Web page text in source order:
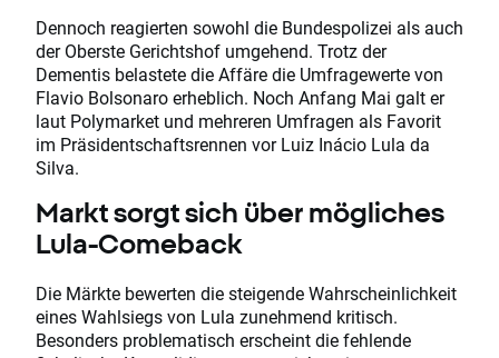
Dennoch reagierten sowohl die Bundespolizei als auch
der Oberste Gerichtshof umgehend. Trotz der
Dementis belastete die Affäre die Umfragewerte von
Flavio Bolsonaro erheblich. Noch Anfang Mai galt er
laut Polymarket und mehreren Umfragen als Favorit
im Präsidentschaftsrennen vor Luiz Inácio Lula da
Silva.
Markt sorgt sich über mögliches
Lula-Comeback
Die Märkte bewerten die steigende Wahrscheinlichkeit
eines Wahlsiegs von Lula zunehmend kritisch.
Besonders problematisch erscheint die fehlende